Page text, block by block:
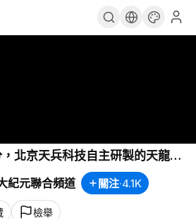
北京天兵科技自主研製的天龍三
鞏義市綜合試驗中心開展了一子級
車。 ｜#中國新聞新唐人大紀元聯
紀元聯合頻道 關注·4.1K
檢舉